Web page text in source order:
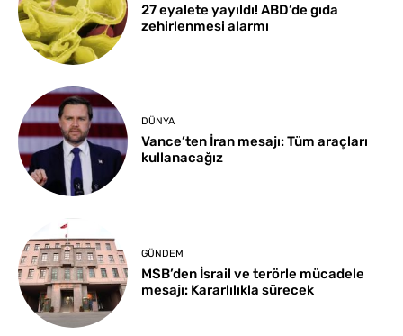
27 eyalete yayıldı! ABD’de gıda
zehirlenmesi alarmı
DÜNYA
Vance’ten İran mesajı: Tüm araçları
kullanacağız
GÜNDEM
MSB’den İsrail ve terörle mücadele
mesajı: Kararlılıkla sürecek